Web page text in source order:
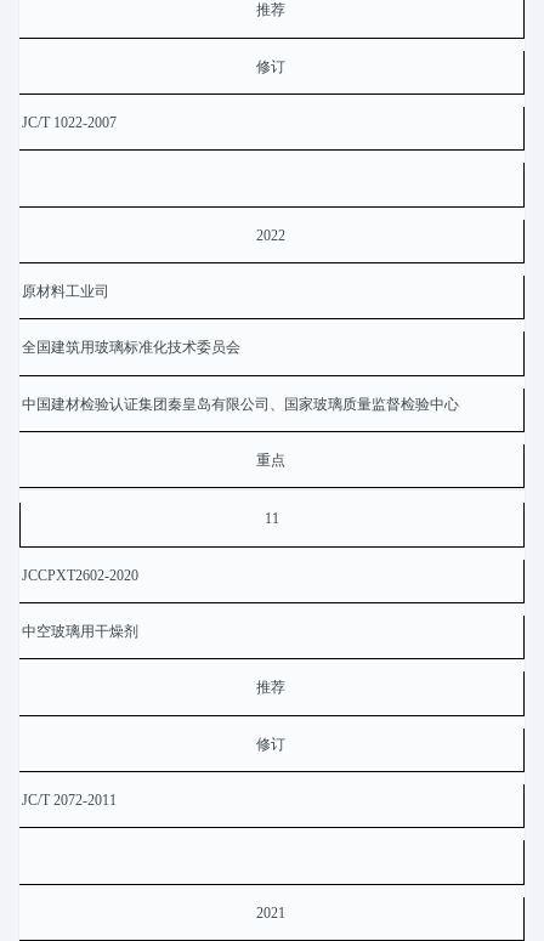
推荐
修订
JC/T 1022-2007
2022
原材料工业司
全国建筑用玻璃标准化技术委员会
中国建材检验认证集团秦皇岛有限公司、国家玻璃质量监督检验中心
重点
11
JCCPXT2602-2020
中空玻璃用干燥剂
推荐
修订
JC/T 2072-2011
2021